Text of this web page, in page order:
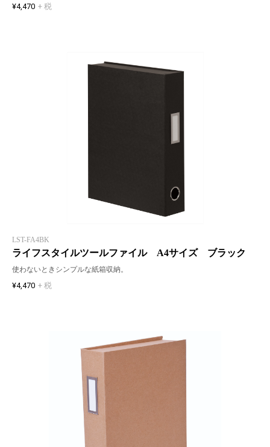
¥4,470 + 税
LST-FA4BK
ライフスタイルツールファイル A4サイズ ブラック
使わないときシンプルな紙箱収納。
¥4,470 + 税